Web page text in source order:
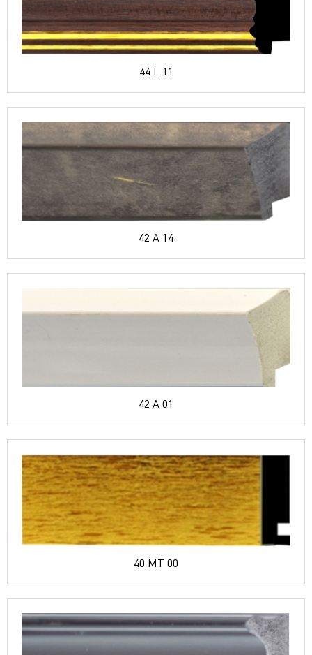
44 L 11
42 A 14
42 A 01
40 MT 00